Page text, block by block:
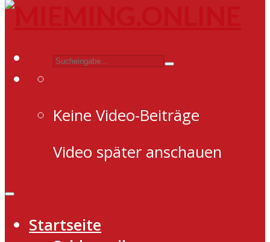
Keine Video-Beiträge
Video später anschauen
Startseite